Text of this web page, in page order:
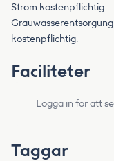
Strom kostenpflichtig.
kostenpflichtig.
Faciliteter
Logga in för att
Taggar